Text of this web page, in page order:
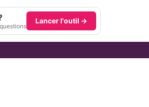
Lancer l'outil →